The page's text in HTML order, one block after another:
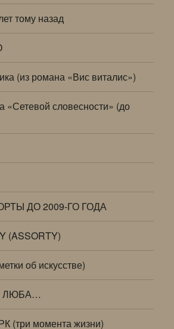
тому назад
(из романа «Вис виталис»)
«Сетевой словесности» (до
ДО 2009-ГО ГОДА
(ASSORTY)
об искусстве)
ЛЮБА…
(три момента жизни)